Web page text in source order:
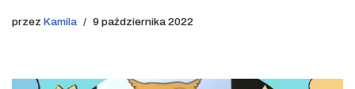
przez Kamila 9 października 2022